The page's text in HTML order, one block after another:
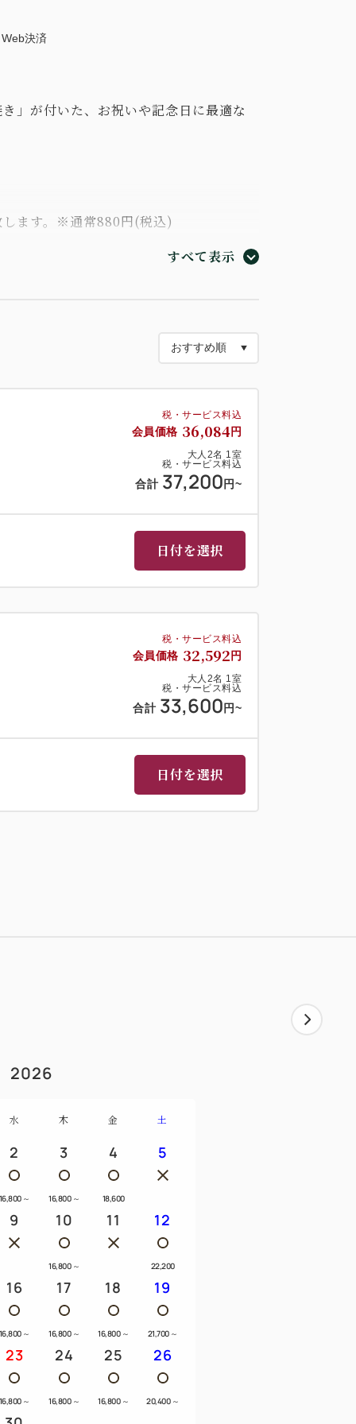
決済
」が付いた、お祝いや記念日に最適な
します。※通常880円(税込)
伊豆の海の幸を存分に味わっていただ
など、一品一品が主役級の華やかさ。
最適な、五感で季節の美食を愉しむ
大仙湯」の2種の温泉がお楽しみいただ
を整えております。
税150円(中学生以上)が必要です。
車でお越しの方は台数もお知らせくだ
根鉄道大場駅→ホテル」の無料送迎希
必ずご連絡をお願いします。
意できないことがあります。
トラベットをご用意させていただきま
容が変わります。
すべて表示
税・サービス料込
会員価格 36,084 円
大人 2名 1室
税・サービス料込
合計 37,200 円~
日付を選択
税・サービス料込
会員価格 32,592 円
大人 2名 1室
税・サービス料込
合計 33,600 円~
日付を選択
2026
水 木 金 土
2
16,800 ～
3
16,800 ～
4
18,600
5
9 10
16,800 ～
11 12
22,200
16
16,800 ～
17
16,800 ～
18
16,800 ～
19
21,700 ～
23
16,800 ～
24
16,800 ～
25
16,800 ～
26
20,400 ～